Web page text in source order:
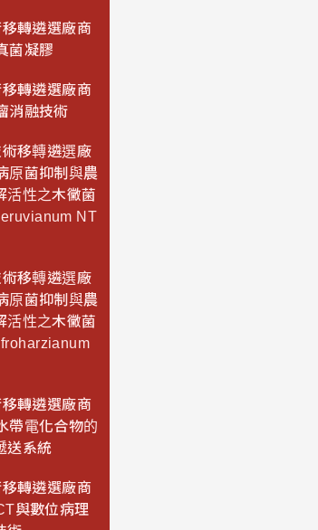
轉遴選廠商
菌凝膠
轉遴選廠商
消融技術
移轉遴選廠
原菌抑制與農
活性之木黴菌
NT
移轉遴選廠
原菌抑制與農
活性之木黴菌
轉遴選廠商
帶電化合物的
送系統
轉遴選廠商
與數位病理